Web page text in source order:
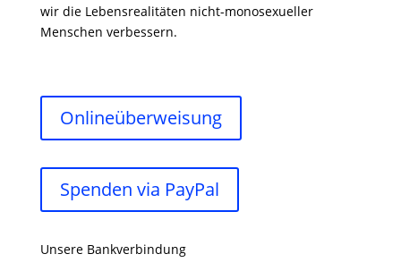
wir die Lebensrealitäten nicht-monosexueller
Menschen verbessern.
Onlineüberweisung
Spenden via PayPal
Unsere Bankverbindung